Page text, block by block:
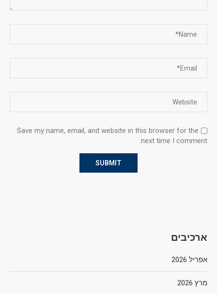
Save my name, email, and website in this browser for the
next time I comment.
ארכיבים
אפריל 2026
מרץ 2026